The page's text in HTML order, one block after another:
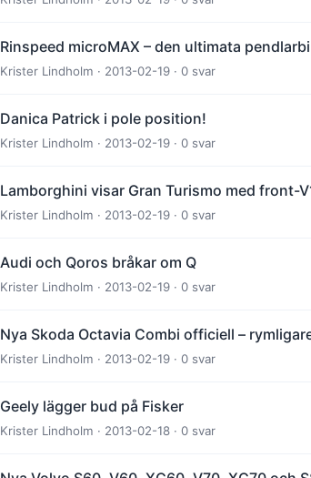
Rinspeed microMAX – den ultimata
Krister Lindholm · 2013-02-19 · 0 svar
Danica Patrick i pole position!
Krister Lindholm · 2013-02-19 · 0 svar
Lamborghini visar Gran Turismo med front-
Krister Lindholm · 2013-02-19 · 0 svar
Audi och Qoros bråkar om Q
Krister Lindholm · 2013-02-19 · 0 svar
Nya Skoda Octavia Combi officiell –
Krister Lindholm · 2013-02-19 · 0 svar
Geely lägger bud på Fisker
Krister Lindholm · 2013-02-18 · 0 svar